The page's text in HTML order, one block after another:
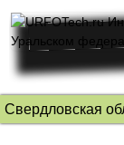
Свердловская